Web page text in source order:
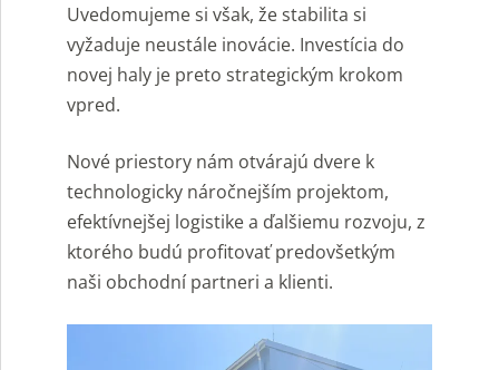
Uvedomujeme si však, že stabilita si
vyžaduje neustále inovácie. Investícia do
novej haly je preto strategickým krokom
vpred.
Nové priestory nám otvárajú dvere k
technologicky náročnejším projektom,
efektívnejšej logistike a ďalšiemu rozvoju, z
ktorého budú profitovať predovšetkým
naši obchodní partneri a klienti.